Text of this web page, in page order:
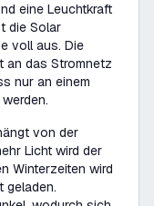
eine Leuchtkraft
die Solar
voll aus. Die
an das Stromnetz
nur an einem
von der
Licht wird der
Winterzeiten wird
geladen.